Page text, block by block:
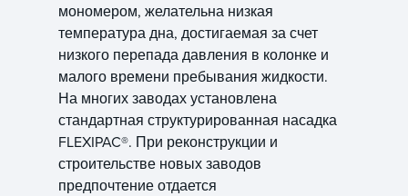
мономером, желательна низкая
температура дна, достигаемая за счет
низкого перепада давления в колонке и
малого времени пребывания жидкости.
На многих заводах установлена
стандартная структурированная насадка
FLEXIPAC®. При реконструкции и
строительстве новых заводов
предпочтение отдается